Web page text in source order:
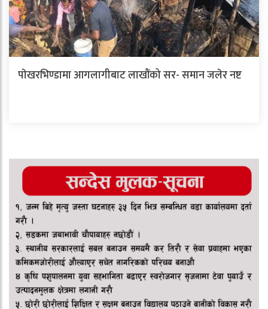
पाेखरभिण्डामा आगलागीबाट लाखौंको सर- समान जलेर नष्ट